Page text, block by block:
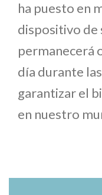
ha puesto en
dispositivo de
permanecerá
día durante
garantizar el
en nuestro